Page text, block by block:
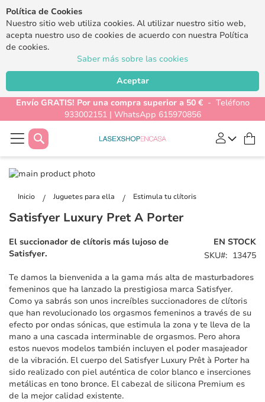
Política de Cookies
Nuestro sitio web utiliza cookies. Al utilizar nuestro sitio web,
acepta nuestro uso de cookies de acuerdo con nuestra Política
de cookies.
Saber más sobre las cookies
Aceptar
Envío GRATIS! Por una compra superior a 50 €- Teléfono
933002151 | WhatsApp 615970856
Buscar
Inicio Juguetes para ella Estimula tu clítoris
Saltar
final
la
de
imágenes
de
galería
de
Satisfyer Luxury Pret A Porter
EN STOCK
SKU
13475
El succionador de clítoris más lujoso de
Satisfyer.
Te damos la bienvenida a la gama más alta de masturbadores
femeninos que ha lanzado la prestigiosa marca Satisfyer.
Como ya sabrás son unos increíbles succionadores de clítoris
que han revolucionado los orgasmos femeninos a través de su
efecto por ondas sónicas, que estimula la zona y te lleva de la
mano a una cascada interminable de orgasmos. Pero ahora
estos nuevos modelos también incluyen el poder masajeador
de la vibración. El cuerpo del Satisfyer Luxury Prêt à Porter ha
sido realizado con piel auténtica de color blanco e inserciones
metálicas en tono bronce. El cabezal de silicona Premium es
de la mejor calidad existente.